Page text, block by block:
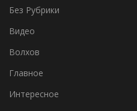
Без Рубрики
Видео
Волхов
Главное